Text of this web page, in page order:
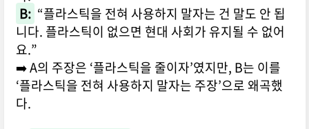
B: “플라스틱을 전혀 사용하지 말자는 건 말도 안 됩
니다. 플라스틱이 없으면 현대 사회가 유지될 수 없어
요.”
➡️ A의 주장은 ‘플라스틱을 줄이자’였지만, B는 이를
‘플라스틱을 전혀 사용하지 말자는 주장’으로 왜곡했
다.